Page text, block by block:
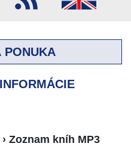
› Zoznam kníh MP3